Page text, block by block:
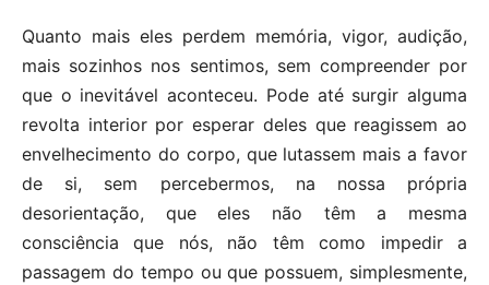
Quanto mais eles perdem memória, vigor, audição,
mais sozinhos nos sentimos, sem compreender por
que o inevitável aconteceu. Pode até surgir alguma
revolta interior por esperar deles que reagissem ao
envelhecimento do corpo, que lutassem mais a favor
de si, sem percebermos, na nossa própria
desorientação, que eles não têm a mesma
consciência que nós, não têm como impedir a
passagem do tempo ou que possuem, simplesmente,